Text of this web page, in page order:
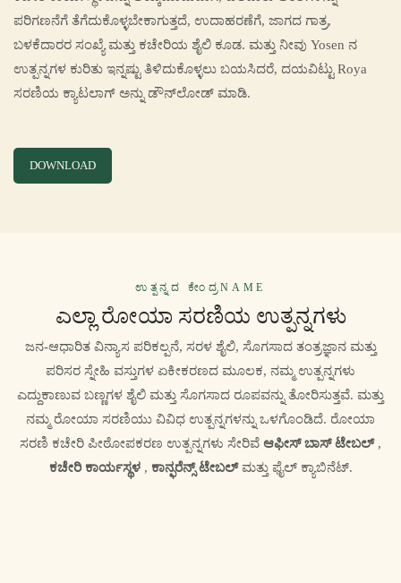
ಪರಿಗಣನೆಗೆ ತೆಗೆದುಕೊಳ್ಳಬೇಕಾಗುತ್ತದೆ, ಉದಾಹರಣೆಗೆ, ಜಾಗದ ಗಾತ್ರ,
ಬಳಕೆದಾರರ ಸಂಖ್ಯೆ ಮತ್ತು ಕಚೇರಿಯ ಶೈಲಿ ಕೂಡ. ಮತ್ತು ನೀವು Yosen ನ
ಉತ್ಪನ್ನಗಳ ಕುರಿತು ಇನ್ನಷ್ಟು ತಿಳಿದುಕೊಳ್ಳಲು ಬಯಸಿದರೆ, ದಯವಿಟ್ಟು Roya
ಸರಣಿಯ ಕ್ಯಾಟಲಾಗ್ ಅನ್ನು ಡೌನ್‌ಲೋಡ್ ಮಾಡಿ.
DOWNLOAD
ಉತ್ಪನ್ನದ ಕೇಂದ್ರNAME
ಎಲ್ಲಾ ರೋಯಾ ಸರಣಿಯ ಉತ್ಪನ್ನಗಳು
ಜನ-ಆಧಾರಿತ ವಿನ್ಯಾಸ ಪರಿಕಲ್ಪನೆ, ಸರಳ ಶೈಲಿ, ಸೊಗಸಾದ ತಂತ್ರಜ್ಞಾನ ಮತ್ತು
ಪರಿಸರ ಸ್ನೇಹಿ ವಸ್ತುಗಳ ಏಕೀಕರಣದ ಮೂಲಕ, ನಮ್ಮ ಉತ್ಪನ್ನಗಳು
ಎದ್ದುಕಾಣುವ ಬಣ್ಣಗಳ ಶೈಲಿ ಮತ್ತು ಸೊಗಸಾದ ರೂಪವನ್ನು ತೋರಿಸುತ್ತವೆ. ಮತ್ತು
ನಮ್ಮ ರೋಯಾ ಸರಣಿಯು ವಿವಿಧ ಉತ್ಪನ್ನಗಳನ್ನು ಒಳಗೊಂಡಿದೆ. ರೋಯಾ
ಸರಣಿ ಕಚೇರಿ ಪೀಠೋಪಕರಣ ಉತ್ಪನ್ನಗಳು ಸೇರಿವೆ ಆಫೀಸ್ ಬಾಸ್ ಟೇಬಲ್ ,
ಕಚೇರಿ ಕಾರ್ಯಸ್ಥಳ , ಕಾನ್ಫರೆನ್ಸ್ ಟೇಬಲ್ ಮತ್ತು ಫೈಲ್ ಕ್ಯಾಬಿನೆಟ್.